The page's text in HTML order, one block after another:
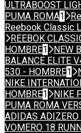
ULTRABOOST
PUMA ROMA1
Reebook Classic
REEBOK
HOMBRE1 NEW
BALANCE ELITE
530 - HOMBRE1
NIKE
HOMBRE1 NIKE
PUMA ROMA
ADIDAS
VOMERO 18